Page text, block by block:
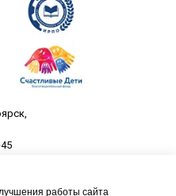
работы сайта